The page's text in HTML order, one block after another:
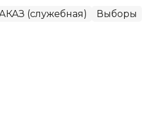
(служебная)
Выборы